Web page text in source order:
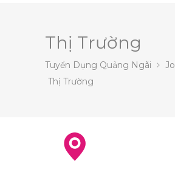
Thị Trường
Tuyển Dụng Quảng Ngãi
Thị Trường